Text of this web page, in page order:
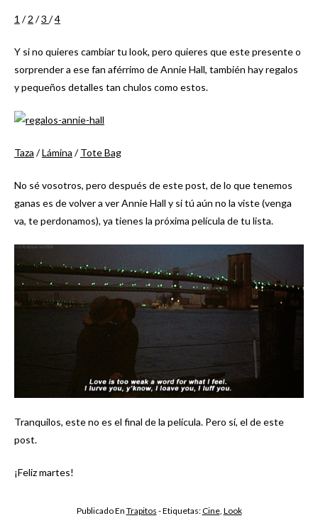
1 /2 /3 /4
Y si no quieres cambiar tu look, pero quieres que este presente o
sorprender a ese fan aférrimo de Annie Hall, también hay regalos
y pequeños detalles tan chulos como estos.
Taza /Lámina /Tote Bag
No sé vosotros, pero después de este post, de lo que tenemos
ganas es de volver a ver Annie Hall y si tú aún no la viste (venga
va, te perdonamos), ya tienes la próxima película de tu lista.
Tranquilos, este no es el final de la película. Pero sí, el de este
post.
¡Feliz martes!
Publicado En Trapitos - Etiquetas:Cine, Look